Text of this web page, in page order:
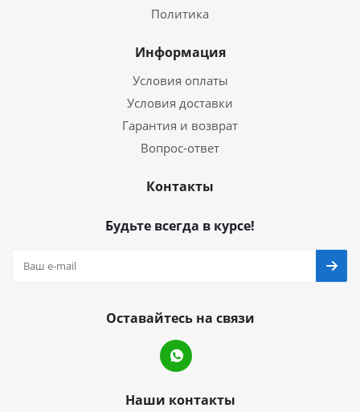
Политика
Информация
Условия оплаты
Условия доставки
Гарантия и возврат
Вопрос-ответ
Контакты
Будьте всегда в курсе!
Оставайтесь на связи
Наши контакты